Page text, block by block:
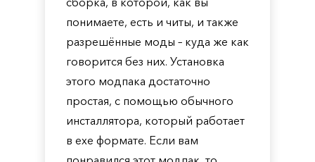
понимаете, есть и читы, и также
разрешённые моды – куда же как
говорится без них. Установка
этого модпака достаточно
простая, с помощью обычного
инсталлятора, который работает
в exe формате. Если вам